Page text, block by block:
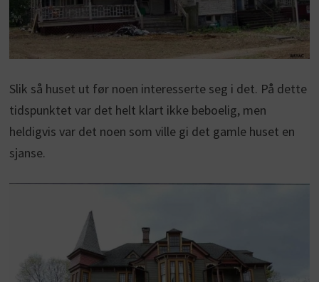
Slik så huset ut før noen interesserte seg i det. På dette
tidspunktet var det helt klart ikke beboelig, men
heldigvis var det noen som ville gi det gamle huset en
sjanse.